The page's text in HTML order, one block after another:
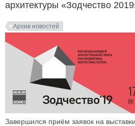
архитектуры «Зодчество
Архив новостей
Завершился приём заявок на